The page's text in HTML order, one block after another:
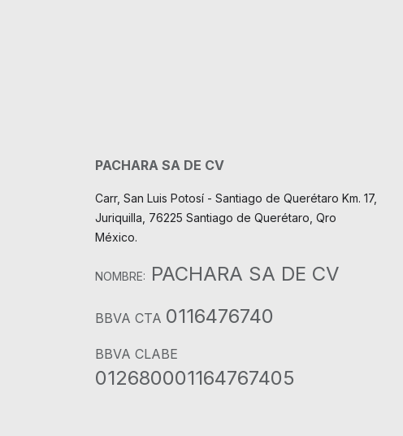
PACHARA SA DE CV
Carr, San Luis Potosí - Santiago de Querétaro Km. 17,
Juriquilla, 76225 Santiago de Querétaro, Qro
México.
NOMBRE: PACHARA SA DE CV
BBVA CTA 0116476740
BBVA CLABE
012680001164767405